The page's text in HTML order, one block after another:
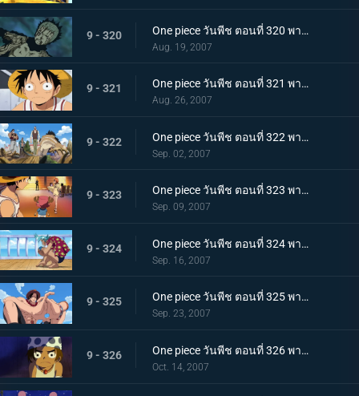
9 - 320 One piece วันพีช ตอนที่ 320 พากย์ไทย สุดท้ายก็มีค่าหัวกันครบ! ทั้งกลุ่มเกิน 600 ร้อยล้าน
Aug. 19, 2007
9 - 321 One piece วันพีช ตอนที่ 321 พากย์ไทย ราชาแห่งสรรพสัตว์เผชิญหน้ากับทะเล! เรือในฝันสุดอลังการ!
Aug. 26, 2007
9 - 322 One piece วันพีช ตอนที่ 322 พากย์ไทย ลาก่อนเหล่าลูกน้องที่รัก! แฟรงกี้แยกตัว!
Sep. 02, 2007
9 - 323 One piece วันพีช ตอนที่ 323 พากย์ไทย ออกจากเมืองแห่งน้ำ! การสะสางของลูกผู้ชายนายอุซป!
Sep. 09, 2007
9 - 324 One piece วันพีช ตอนที่ 324 พากย์ไทย ใบค่าหัวกระจายไปทั่ว บ้านเกิดเริงร่ากับเรือที่มุ่งหน้า!
Sep. 16, 2007
9 - 325 One piece วันพีช ตอนที่ 325 พากย์ไทย ความสามารถสุดชั่วร้าย! ความมืดของหนวดดำจู่โจมเอส!
Sep. 23, 2007
9 - 326 One piece วันพีช ตอนที่ 326 พากย์ไทย กลุ่มโจรสลัดปริศนา! เรือซันนี่และกับดักอันตราย!!!
Oct. 14, 2007